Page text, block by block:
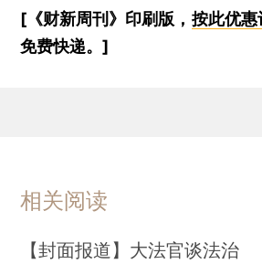
[《财新周刊》印刷版， 按此优惠
免费快递。]
相关阅读
【封面报道】大法官谈法治